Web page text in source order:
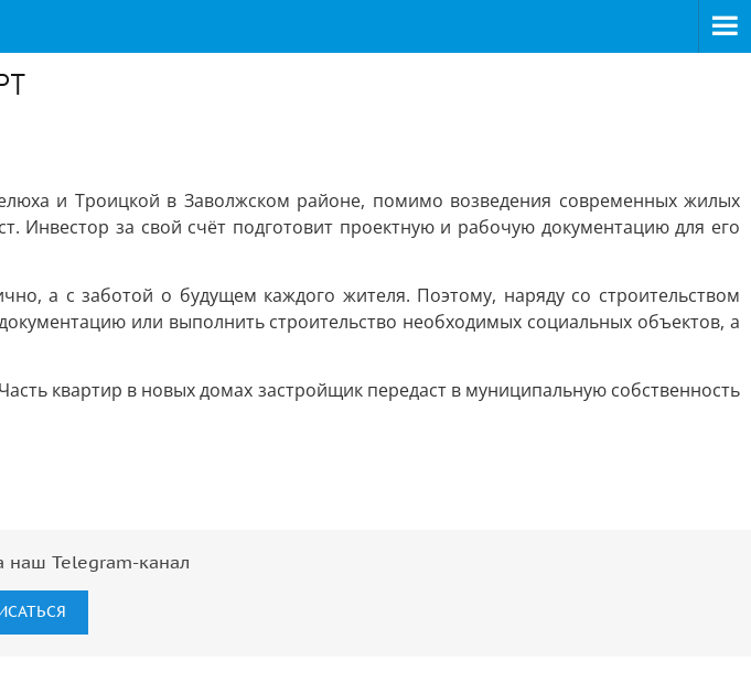
и Троицкой в Заволжском районе, помимо возведения современных жилых
Инвестор за свой счёт подготовит проектную и рабочую документацию для его
а с заботой о будущем каждого жителя. Поэтому, наряду со строительством
или выполнить строительство необходимых социальных объектов, а
квартир в новых домах застройщик передаст в муниципальную собственность
наш Telegram-канал